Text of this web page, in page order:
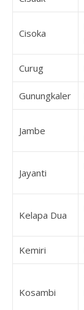
Cisoka
Curug
Gunungkaler
Jambe
Jayanti
Kelapa Dua
Kemiri
Kosambi